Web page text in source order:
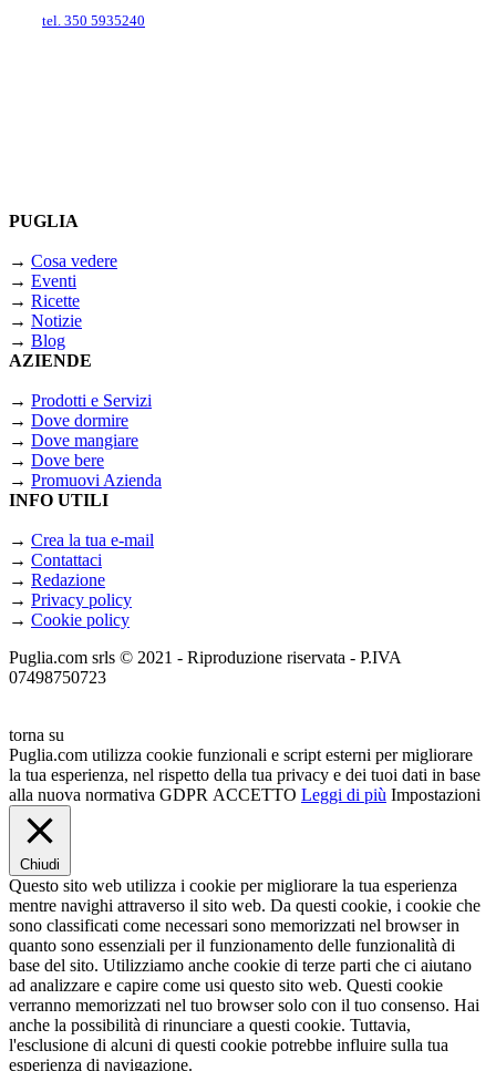
tel. 350 5935240
PUGLIA
→ Cosa vedere
→ Eventi
→ Ricette
→ Notizie
→ Blog
AZIENDE
→ Prodotti e Servizi
→ Dove dormire
→ Dove mangiare
→ Dove bere
→ Promuovi Azienda
INFO UTILI
→ Crea la tua e-mail
→ Contattaci
→ Redazione
→ Privacy policy
→ Cookie policy
Puglia.com srls © 2021 - Riproduzione riservata - P.IVA
07498750723
torna su
Puglia.com utilizza cookie funzionali e script esterni per migliorare
la tua esperienza, nel rispetto della tua privacy e dei tuoi dati in base
alla nuova normativa GDPR ACCETTO Leggi di più Impostazioni
Chiudi
Questo sito web utilizza i cookie per migliorare la tua esperienza
mentre navighi attraverso il sito web. Da questi cookie, i cookie che
sono classificati come necessari sono memorizzati nel browser in
quanto sono essenziali per il funzionamento delle funzionalità di
base del sito. Utilizziamo anche cookie di terze parti che ci aiutano
ad analizzare e capire come usi questo sito web. Questi cookie
verranno memorizzati nel tuo browser solo con il tuo consenso. Hai
anche la possibilità di rinunciare a questi cookie. Tuttavia,
l'esclusione di alcuni di questi cookie potrebbe influire sulla tua
esperienza di navigazione.